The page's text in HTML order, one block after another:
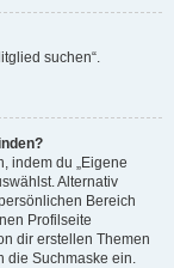
suchen“.
indem du „Eigene
Alternativ
Bereich
Profilseite
dir erstellen Themen
die Suchmaske ein.